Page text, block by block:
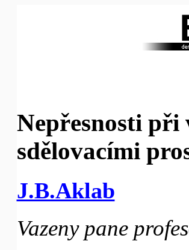
Nepřesnosti při
sdělovacími
J.B.Aklab
Vazeny pane